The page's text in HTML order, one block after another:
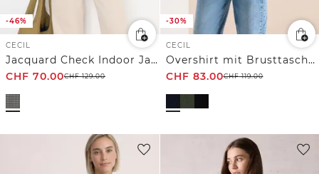
-46%
CECIL
Jacquard Check Indoor Jacke
CHF 70.00CHF129.00
-30%
CECIL
Overshirt mit Brusttaschen und Struktur
CHF 83.00CHF119.00